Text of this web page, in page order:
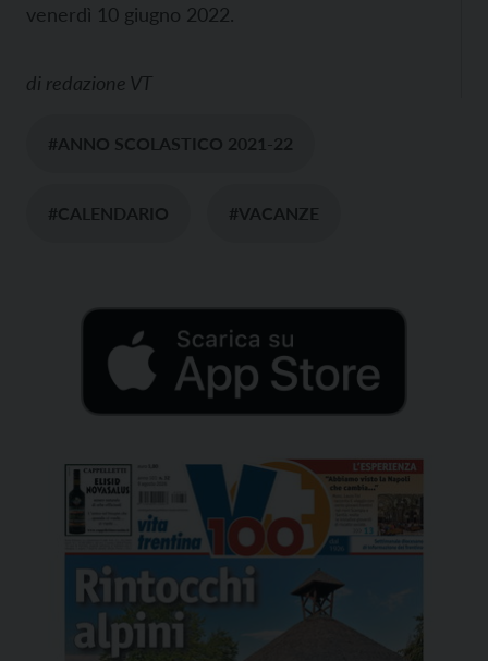
venerdì 10 giugno 2022.
di redazione VT
#ANNO SCOLASTICO 2021-22
#CALENDARIO #VACANZE